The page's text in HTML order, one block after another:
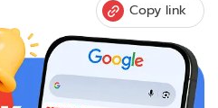
Copy link